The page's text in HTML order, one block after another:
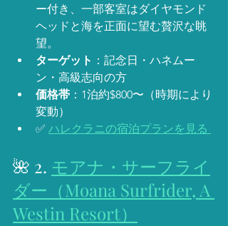
ー付き、一部客室はダイヤモンド
ヘッドと海を正面に望む贅沢な眺
望。
ターゲット ：記念日・ハネムー
ン・高級志向の方
価格帯 ：1泊約$800〜（時期により
変動）
✅ ハレクラニの宿泊プランを見る
🌺 2. モアナ・サーフライ
ダー（Moana Surfrider, A
Westin Resort）